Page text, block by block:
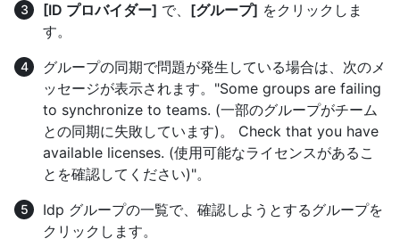
[ID プロバイダー] で、 [グループ] をクリックしま
す。
グループの同期で問題が発生している場合は、次のメ
ッセージが表示されます。"Some groups are failing
to synchronize to teams. (一部のグループがチーム
との同期に失敗しています)。 Check that you have
available licenses. (使用可能なライセンスがあるこ
とを確認してください)"。
Idp グループの一覧で、確認しようとするグループを
クリックします。